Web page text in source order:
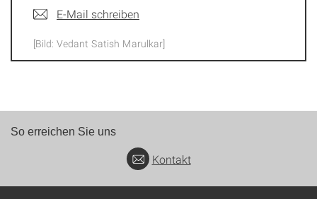
E-Mail schreiben
[Bild: Vedant Satish Marulkar]
So erreichen Sie uns
Kontakt